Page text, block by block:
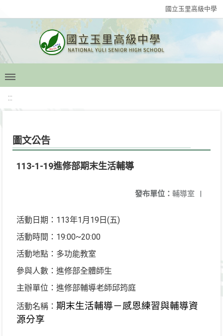
國立玉里高級中學
:::
圖文公告
113-1-19進修部期末生活輔導
發布單位： 輔導室 |
活動日期：113年1月19日(五)
活動時間：19:00~20:00
活動地點：多功能教室
參與人數：進修部全體師生
主辦單位：進修部輔導老師邱筠庭
活動名稱： 期末生活輔導－感恩練習與輔導資
源分享